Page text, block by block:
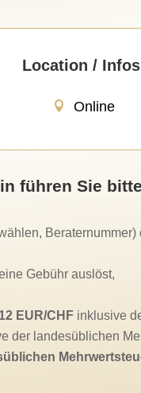
Location /
Online
führen Sie
Beraternummer)
Gebühr auslöst,
12 EUR/CHF inklusive
der landesüblichen